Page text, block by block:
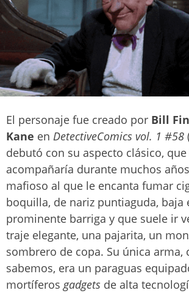
El personaje fue creado por Bill
Kane en DetectiveComics vol. 1 #58
debutó con su aspecto clásico,
acompañaría durante muchos
mafioso al que le encanta fumar
boquilla, de nariz puntiaguda, baja
prominente barriga y que suele ir
traje elegante, una pajarita, un
sombrero de copa. Su única arma,
sabemos, era un paraguas
mortíferosgadgets de alta